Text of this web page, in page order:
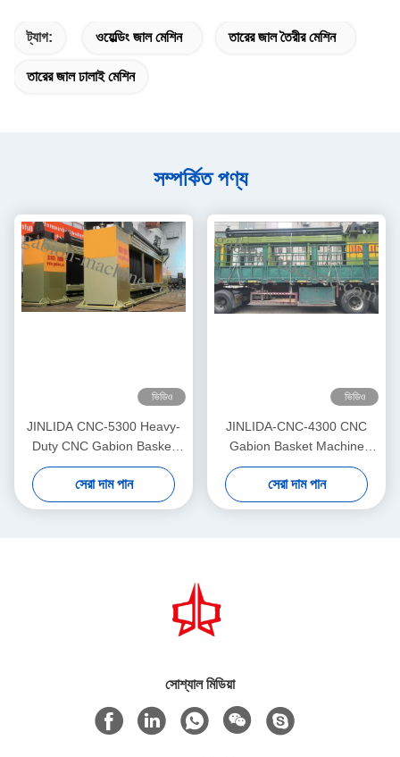
ট্যাগ: ওয়েল্ডিং জাল মেশিন তারের জাল তৈরীর মেশিন
তারের জাল ঢালাই মেশিন
সম্পর্কিত পণ্য
ভিডিও
JINLIDA CNC-5300 Heavy-
Duty CNC Gabion Basket
Welding Machine 5300mm
Width Double Twist Mesh
Production Equipment
সেরা দাম পান
ভিডিও
JINLIDA-CNC-4300 CNC
Gabion Basket Machine
4300mm Working Width
Servo-Driven Double Twist
Mesh Equipment
সেরা দাম পান
সোশ্যাল মিডিয়া